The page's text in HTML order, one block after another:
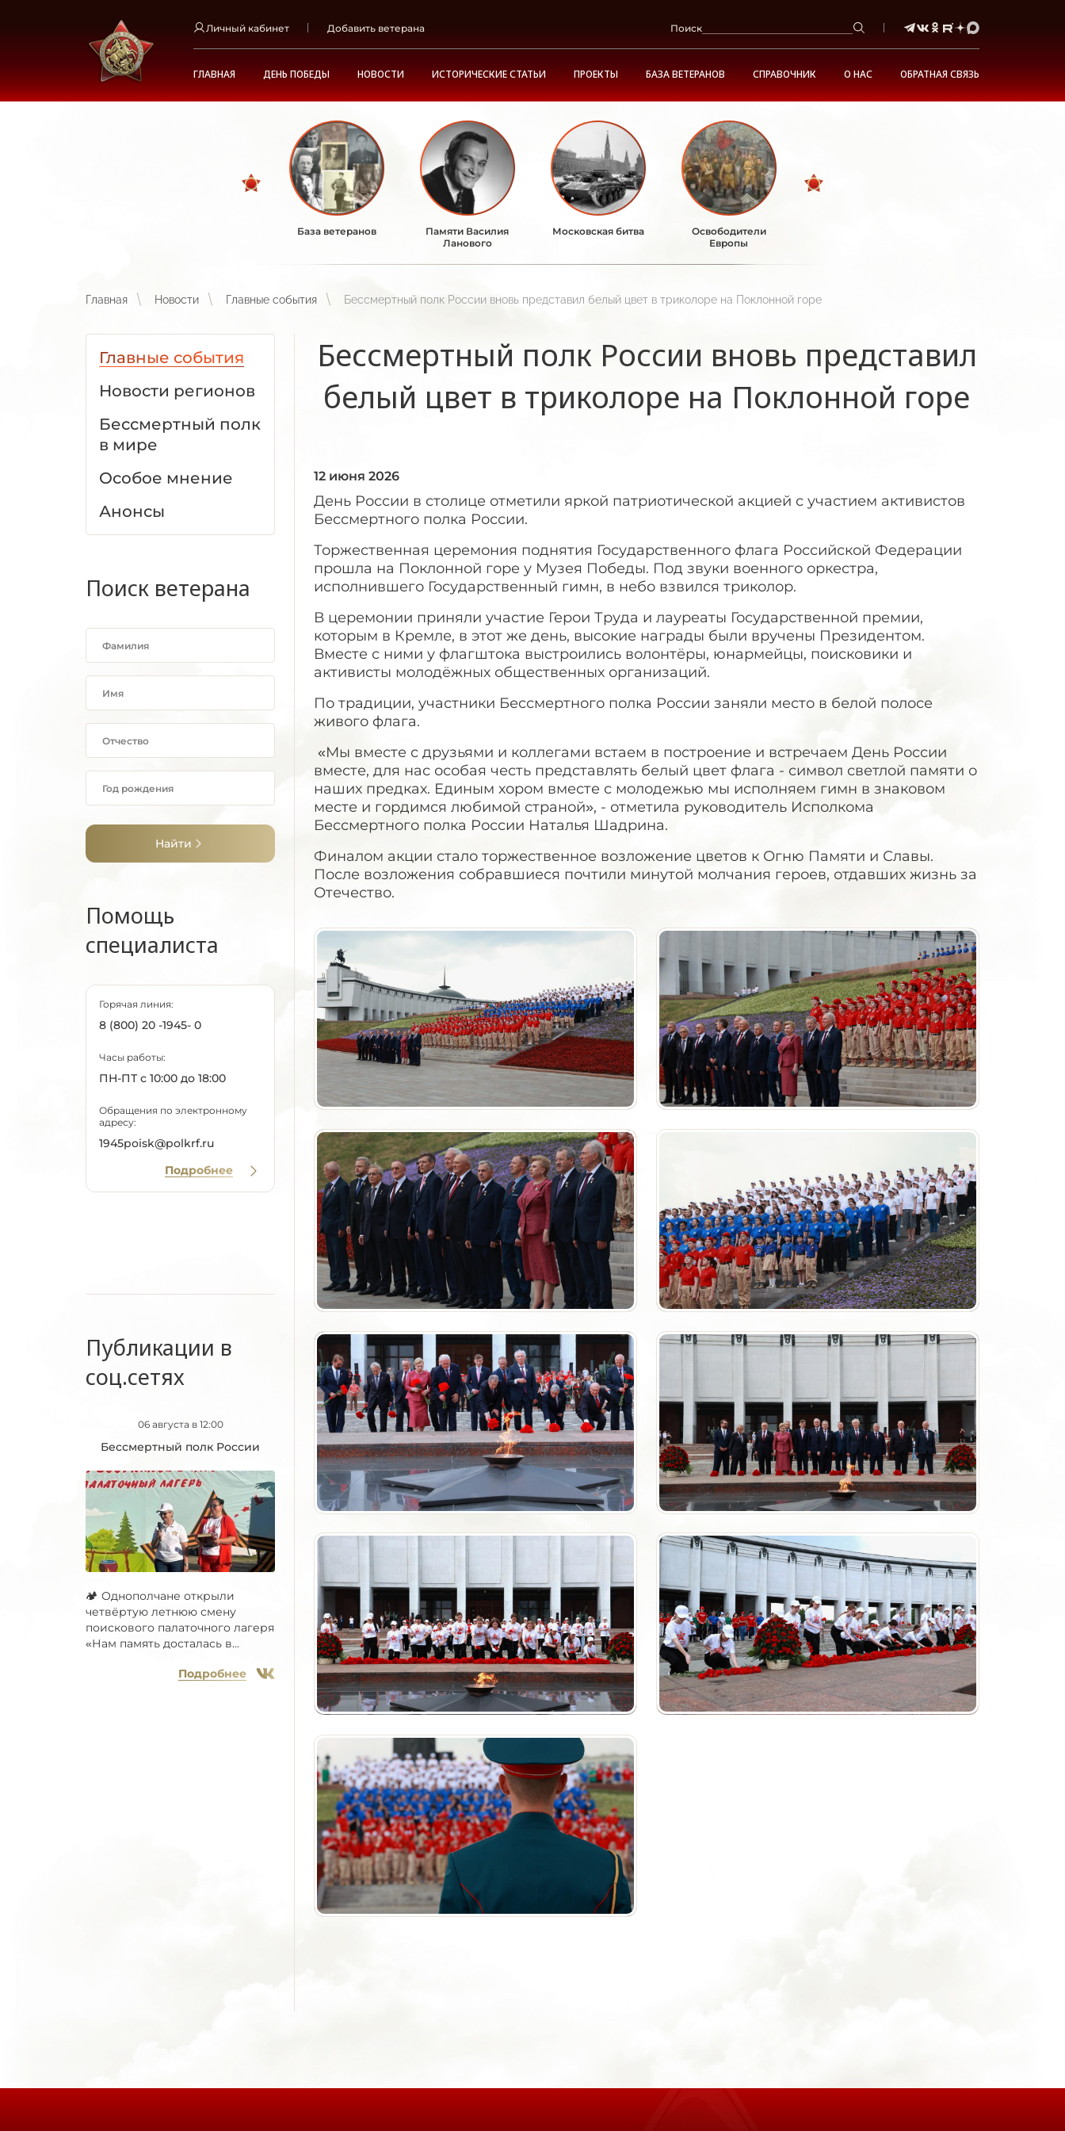
Личный кабинет Добавить ветерана Поиск
ГЛАВНАЯ ДЕНЬ ПОБЕДЫ НОВОСТИ ИСТОРИЧЕСКИЕ СТАТЬИ ПРОЕКТЫ БАЗА ВЕТЕРАНОВ СПРАВОЧНИК О НАС ОБРАТНАЯ СВЯЗЬ
База ветеранов
Памяти Василия
Ланового
Московская битва
Освободители
Европы
Главная Новости Главные события Бессмертный полк России вновь представил белый цвет в триколоре на Поклонной горе
Главные события
Новости регионов
Бессмертный полк
в мире
Особое мнение
Анонсы
Поиск ветерана
Найти
Помощь
специалиста
Горячая линия:
8 (800) 20 -1945- 0
Часы работы:
ПН-ПТ с 10:00 до 18:00
Обращения по электронному
адресу:
1945poisk@polkrf.ru
Подробнее
Публикации в
соц.сетях
06 августа в 12:00
Бессмертный полк России
🏕 Однополчане открыли
четвёртую летнюю смену
поискового палаточного лагеря
«Нам память досталась в...
Подробнее
Бессмертный полк России вновь представил
белый цвет в триколоре на Поклонной горе
12 июня 2026
День России в столице отметили яркой патриотической акцией с участием активистов
Бессмертного полка России.
Торжественная церемония поднятия Государственного флага Российской Федерации
прошла на Поклонной горе у Музея Победы. Под звуки военного оркестра,
исполнившего Государственный гимн, в небо взвился триколор.
В церемонии приняли участие Герои Труда и лауреаты Государственной премии,
которым в Кремле, в этот же день, высокие награды были вручены Президентом.
Вместе с ними у флагштока выстроились волонтёры, юнармейцы, поисковики и
активисты молодёжных общественных организаций.
По традиции, участники Бессмертного полка России заняли место в белой полосе
живого флага.
«Мы вместе с друзьями и коллегами встаем в построение и встречаем День России
вместе, для нас особая честь представлять белый цвет флага - символ светлой памяти о
наших предках. Единым хором вместе с молодежью мы исполняем гимн в знаковом
месте и гордимся любимой страной», - отметила руководитель Исполкома
Бессмертного полка России Наталья Шадрина.
Финалом акции стало торжественное возложение цветов к Огню Памяти и Славы.
После возложения собравшиеся почтили минутой молчания героев, отдавших жизнь за
Отечество.